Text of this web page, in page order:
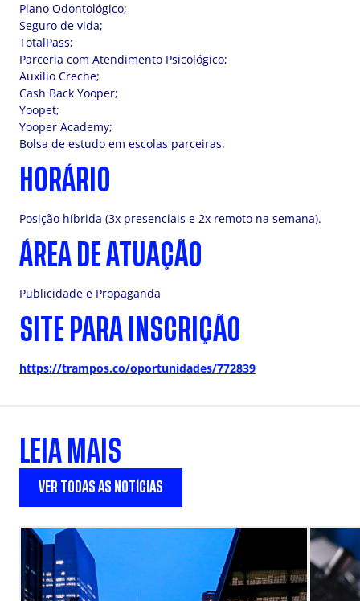
Plano Odontológico;
Seguro de vida;
TotalPass;
Parceria com Atendimento Psicológico;
Auxílio Creche;
Cash Back Yooper;
Yoopet;
Yooper Academy;
Bolsa de estudo em escolas parceiras.
HORÁRIO
Posição híbrida (3x presenciais e 2x remoto na semana).
ÁREA DE ATUAÇÃO
Publicidade e Propaganda
SITE PARA INSCRIÇÃO
https://trampos.co/oportunidades/772839
LEIA MAIS
VER TODAS AS NOTÍCIAS